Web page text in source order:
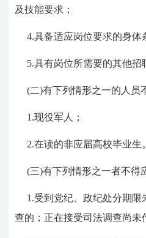
及技能要求；
4.具备适应岗位要求的身体
5.具有岗位所需要的其他招
(二)有下列情形之一的人员
1.现役军人；
2.在读的非应届高校毕业生。
(三)有下列情形之一者不得
1.受到党纪、政纪处分期
查的；正在接受司法调查尚未